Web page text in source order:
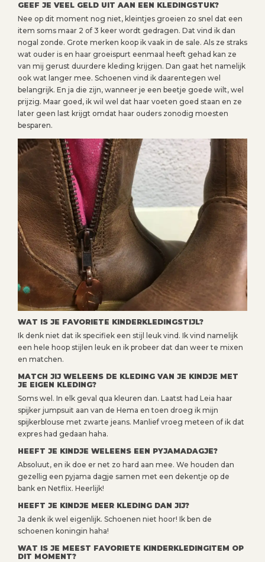
GEEF JE VEEL GELD UIT AAN EEN KLEDINGSTUK?
Nee op dit moment nog niet, kleintjes groeien zo snel dat een
item soms maar 2 of 3 keer wordt gedragen. Dat vind ik dan
nogal zonde. Grote merken koop ik vaak in de sale. Als ze straks
wat ouder is en haar groeispurt eenmaal heeft gehad kan ze
van mij gerust duurdere kleding krijgen. Dan gaat het namelijk
ook wat langer mee. Schoenen vind ik daarentegen wel
belangrijk. En ja die zijn, wanneer je een beetje goede wilt, wel
prijzig. Maar goed, ik wil wel dat haar voeten goed staan en ze
later geen last krijgt omdat haar ouders zonodig moesten
besparen.
WAT IS JE FAVORIETE KINDERKLEDINGSTIJL?
Ik denk niet dat ik specifiek een stijl leuk vind. Ik vind namelijk
een hele hoop stijlen leuk en ik probeer dat dan weer te mixen
en matchen.
MATCH JIJ WELEENS DE KLEDING VAN JE KINDJE MET
JE EIGEN KLEDING?
Soms wel. In elk geval qua kleuren dan. Laatst had Leia haar
spijker jumpsuit aan van de Hema en toen droeg ik mijn
spijkerblouse met zwarte jeans. Manlief vroeg meteen of ik dat
expres had gedaan haha.
HEEFT JE KINDJE WELEENS EEN PYJAMADAGJE?
Absoluut, en ik doe er net zo hard aan mee. We houden dan
gezellig een pyjama dagje samen met een dekentje op de
bank en Netflix. Heerlijk!
HEEFT JE KINDJE MEER KLEDING DAN JIJ?
Ja denk ik wel eigenlijk. Schoenen niet hoor! Ik ben de
schoenen koningin haha!
WAT IS JE MEEST FAVORIETE KINDERKLEDINGITEM OP
DIT MOMENT?